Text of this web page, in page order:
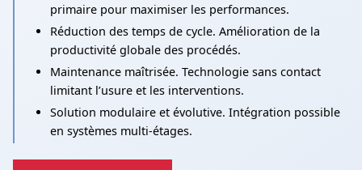
primaire pour maximiser les performances.
Réduction des temps de cycle. Amélioration de la
productivité globale des procédés.
Maintenance maîtrisée. Technologie sans contact
limitant l’usure et les interventions.
Solution modulaire et évolutive. Intégration possible
en systèmes multi-étages.